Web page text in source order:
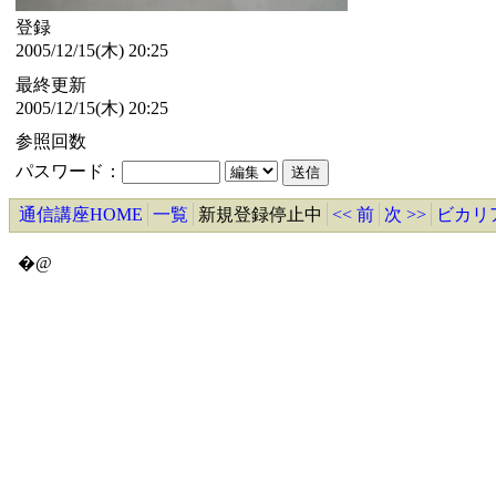
登録
2005/12/15(木) 20:25
最終更新
2005/12/15(木) 20:25
参照回数
パスワード：
通信講座HOME 一覧 新規登録停止中 << 前 次 >> ビカリ
�@